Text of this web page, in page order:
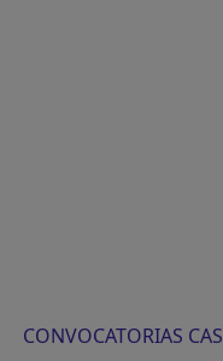
CONVOCATORIAS CAS